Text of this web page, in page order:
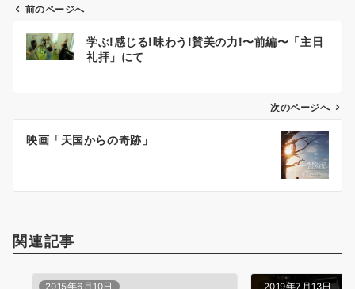
ビ
ン
前のページへ
学ぶ!感じる!味わう!賛美の力!〜前編〜「主日
礼拝」にて
次のページへ
映画「天国からの奇跡」
関連記事